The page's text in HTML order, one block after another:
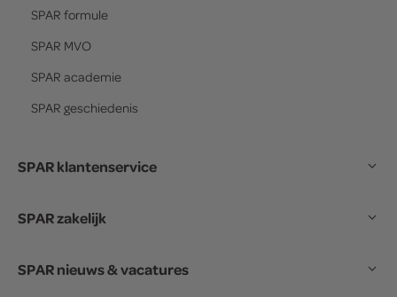
SPAR formule
SPAR MVO
SPAR academie
SPAR geschiedenis
SPAR klantenservice
SPAR zakelijk
SPAR nieuws & vacatures